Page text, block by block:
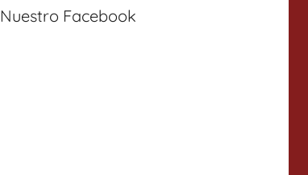
Nuestro Facebook